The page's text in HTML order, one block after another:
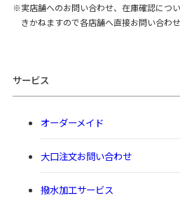
実店舗へのお問い合わせ、在庫確認につ
きかねますので各店舗へ直接お問い合わせ
サービス
オーダーメイド
大口注文お問い合わせ
撥水加工サービス